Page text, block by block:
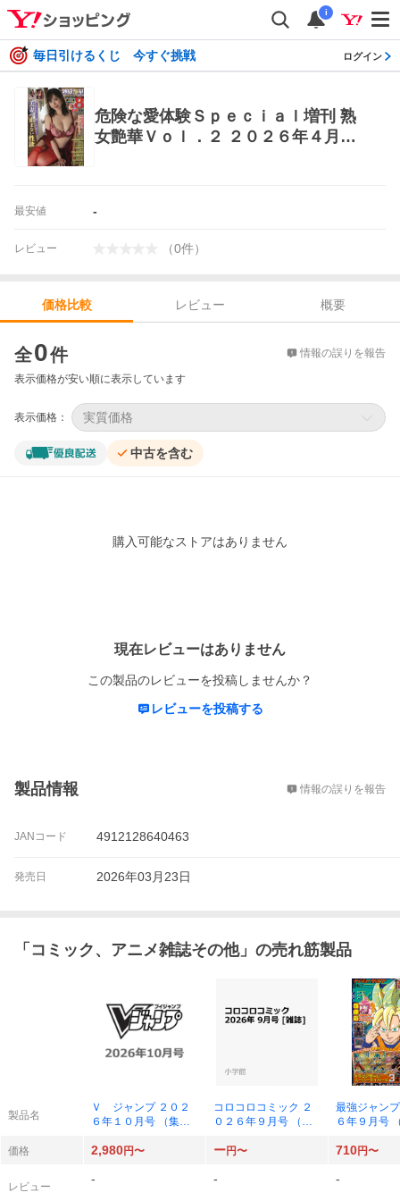
i
毎日引けるくじ 今すぐ挑戦 ログイン
危険な愛体験Ｓｐｅｃｉａｌ増刊 熟
女艶華Ｖｏｌ．２ ２０２６年４月号
最安値 -
レビュー （0件）
価格比較 レビュー
概要
全0件 情報の誤りを報告
表示価格が安い順に表示しています
表示価格： 実質価格
中古を含む
購入可能なストアはありません
現在レビューはありません
この製品のレビューを投稿しませんか？
レビューを投稿する
製品情報 情報の誤りを報告
JANコード 4912128640463
発売日 2026年03月23日
「 コミック、アニメ雑誌その他」の売れ筋製品
製品名
Ｖ ジャンプ ２０２
６年１０月号 （集英
コロコロコミック ２
０２６年９月号 （小
最強ジャン
６年９月号
価格
2,980円〜 ー円〜 710円〜
レビュー
- - -